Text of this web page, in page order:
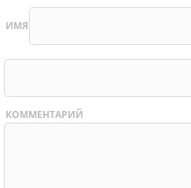
ИМЯ
КОММЕНТАРИЙ